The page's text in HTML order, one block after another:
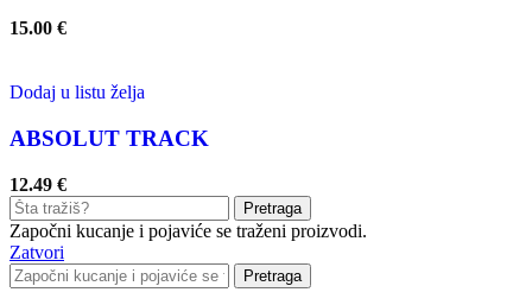
15.00 €
Dodaj u listu želja
ABSOLUT TRACK
12.49 €
Pretraga
Započni kucanje i pojaviće se traženi proizvodi.
Zatvori
Pretraga